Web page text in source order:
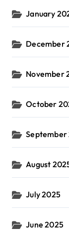
January
December
November
October
September
August
July 2025
June 2025